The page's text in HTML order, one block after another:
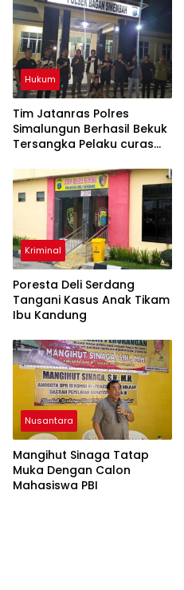
Hukum
Tim Jatanras Polres
Simalungun Berhasil Bekuk
Tersangka Pelaku curas
Kriminal
Poresta Deli Serdang
Tangani Kasus Anak Tikam
Ibu Kandung
Nusantara
Mangihut Sinaga Tatap
Muka Dengan Calon
Mahasiswa PBI